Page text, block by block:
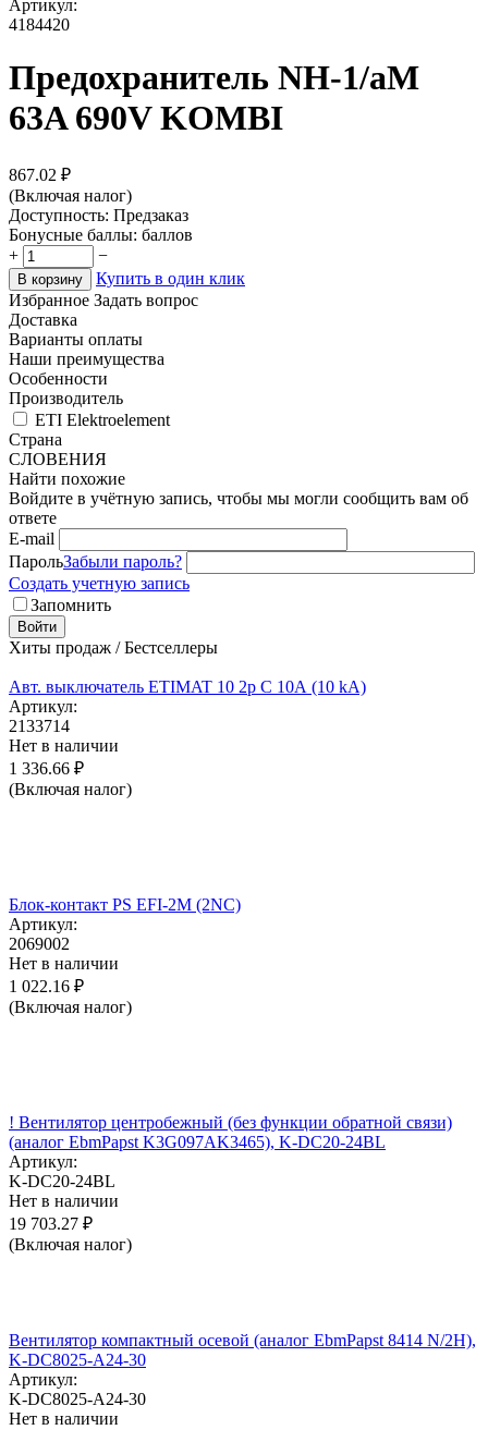
Артикул:
4184420
Предохранитель NH-1/aM
63A 690V KOMBI
867.02 ₽
(Включая налог)
Доступность: Предзаказ
Бонусные баллы: баллов
+
−
В корзину
Купить в один клик
Избранное Задать вопрос
Доставка
Варианты оплаты
Наши преимущества
Особенности
Производитель
ETI Elektroelement
Страна
СЛОВЕНИЯ
Найти похожие
Войдите в учётную запись, чтобы мы могли сообщить вам об
ответе
E-mail
ПарольЗабыли пароль?
Создать учетную запись
Запомнить
Войти
Хиты продаж / Бестселлеры
Авт. выключатель ETIMAT 10 2p C 10А (10 kA)
Артикул:
2133714
Нет в наличии
1 336.66 ₽
(Включая налог)
Блок-контакт PS EFI-2M (2NC)
Артикул:
2069002
Нет в наличии
1 022.16 ₽
(Включая налог)
! Вентилятор центробежный (без функции обратной связи)
(аналог EbmPapst K3G097AK3465), K-DC20-24BL
Артикул:
K-DC20-24BL
Нет в наличии
19 703.27 ₽
(Включая налог)
Вентилятор компактный осевой (аналог EbmPapst 8414 N/2H),
K-DC8025-A24-30
Артикул:
K-DC8025-A24-30
Нет в наличии